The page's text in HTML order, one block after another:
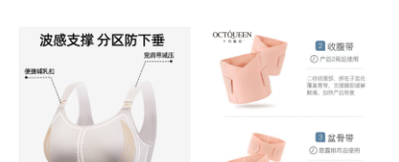
беременности, для
защиты талии в
дородовой период,
при болях в лобке во
время беременности,
ультратонкий и
дышащий
беременности
бюстгальтер тонкий
раздел грудного
вскармливания
нижнее белье
женщины